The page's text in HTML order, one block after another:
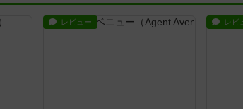
レビュー レビ